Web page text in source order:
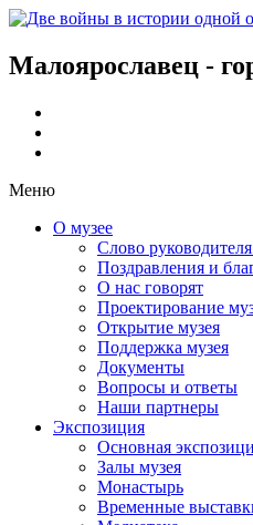
Малоярославец -
Меню
О музее
Слово
Поздравления и
О нас говорят
Проектирование
Открытие музея
Поддержка музея
Документы
Вопросы и ответы
Наши партнеры
Экспозиция
Основная
Залы музея
Монастырь
Временные